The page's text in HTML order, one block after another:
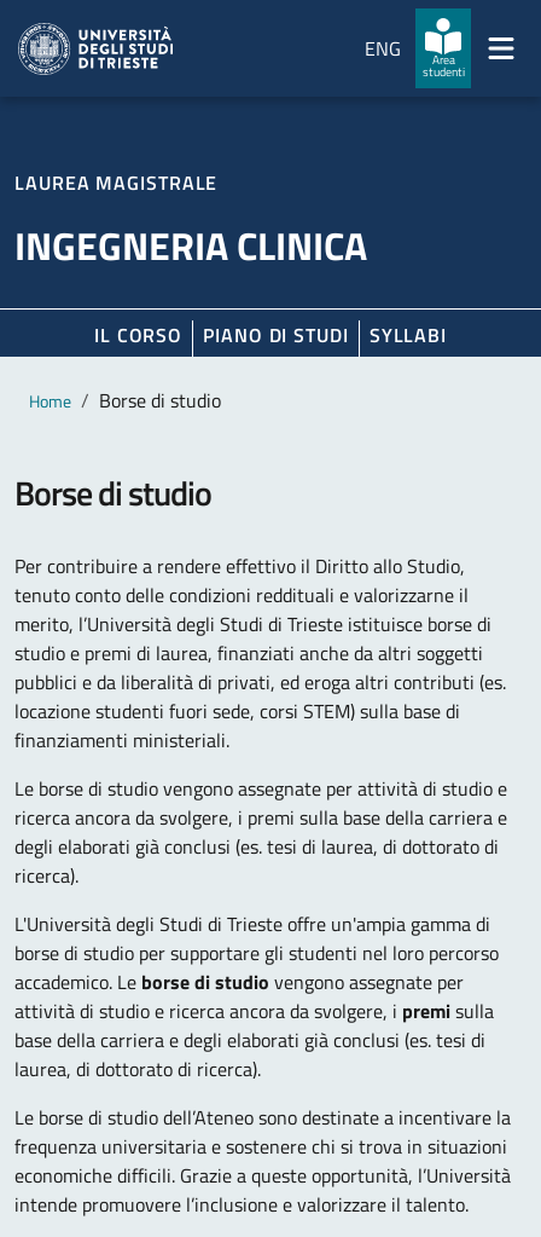
ENG
Area
studenti
LAUREA MAGISTRALE
INGEGNERIA CLINICA
IL CORSO PIANO DI STUDI SYLLABI
Contenuto principale
Breadcrumb
Home Borse di studio
Borse di studio
Per contribuire a rendere effettivo il Diritto allo Studio,
tenuto conto delle condizioni reddituali e valorizzarne il
merito, l’Università degli Studi di Trieste istituisce borse di
studio e premi di laurea, finanziati anche da altri soggetti
pubblici e da liberalità di privati, ed eroga altri contributi (es.
locazione studenti fuori sede, corsi STEM) sulla base di
finanziamenti ministeriali.
Le borse di studio vengono assegnate per attività di studio e
ricerca ancora da svolgere, i premi sulla base della carriera e
degli elaborati già conclusi (es. tesi di laurea, di dottorato di
ricerca).
L'Università degli Studi di Trieste offre un'ampia gamma di
borse di studio per supportare gli studenti nel loro percorso
accademico. Le borse di studio vengono assegnate per
attività di studio e ricerca ancora da svolgere, i premisulla
base della carriera e degli elaborati già conclusi (es. tesi di
laurea, di dottorato di ricerca).
Le borse di studio dell’Ateneo sono destinate a incentivare la
frequenza universitaria e sostenere chi si trova in situazioni
economiche difficili. Grazie a queste opportunità, l’Università
intende promuovere l’inclusione e valorizzare il talento.